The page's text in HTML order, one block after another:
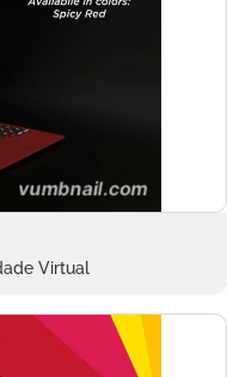
Virtual